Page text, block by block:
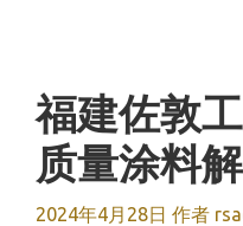
福建佐敦
质量涂料
2024年4月28日 作者